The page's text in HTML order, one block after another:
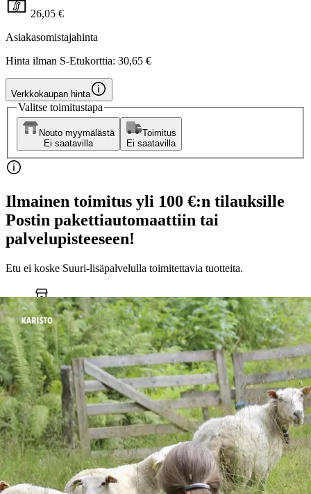
26,05 €
Asiakasomistajahinta
Hinta ilman S-Etukorttia: 30,65 €
Verkkokaupan hinta
Valitse toimitustapa
Nouto myymälästä
Ei saatavilla
Toimitus
Ei saatavilla
Ilmainen toimitus yli 100 €:n tilauksille
Postin pakettiautomaattiin tai
palvelupisteeseen!
Etu ei koske Suuri‑lisäpalvelulla toimitettavia tuotteita.
Tarkista myymäläsaatavuus
Ei saatavilla
Tuotekuvaus